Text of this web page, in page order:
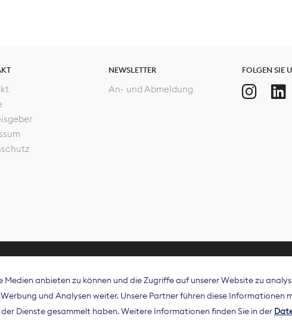
NEWSLETTER
An- und Abmeldung
FOLGEN SIE
und Zeitungsverleger (BDZV) vertritt als
der Zeitungsverlage und digitalen Publisher in
anbieten zu können und die Zugriffe auf unserer Website zu
und Analysen weiter. Unsere Partner führen diese Informationen
Dienste gesammelt haben. Weitere Informationen finden Sie in der